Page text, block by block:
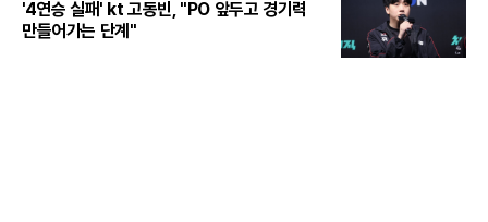
'4연승 실패' kt 고동빈, "PO 앞두고 경기력
만들어가는 단계"